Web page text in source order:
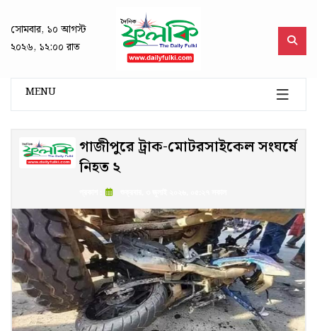
সোমবার, ১০ আগস্ট
২০২৬, ১২:০০ রাত
MENU
গাজীপুরে ট্রাক-মোটরসাইকেল সংঘর্ষে
নিহত ২